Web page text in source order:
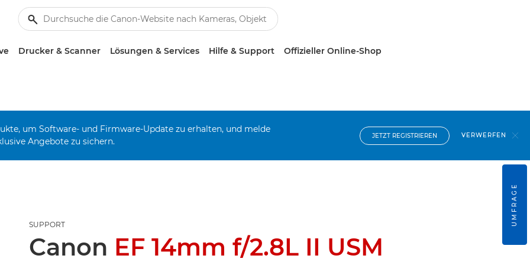
Drucker & Scanner Lösungen & Services Hilfe & Support Offizieller Online-Shop
um Software- und Firmware-Update zu erhalten, und melde
Angebote zu sichern.
JETZT REGISTRIEREN VERWERFEN
SUPPORT
Canon EF 14mm f/2.8L II USM
UMFRAGE